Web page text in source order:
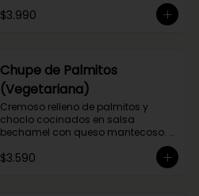
$3.990
Chupe de Palmitos
(Vegetariana)
Cremoso relleno de palmitos y
choclo cocinados en salsa
bechamel con queso mantecoso.
$3.590